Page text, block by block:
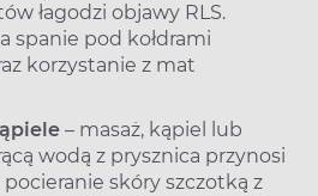
łagodzi objawy RLS.
spanie pod kołdrami
korzystanie z mat
– masaż, kąpiel lub
wodą z prysznica przynosi
skóry szczotką z